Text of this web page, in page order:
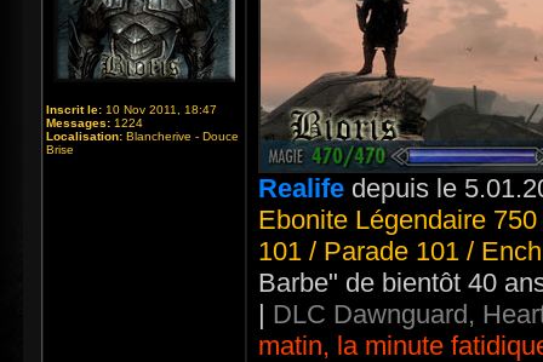
Inscrit le: 10 Nov 2011, 18:47
Messages: 1224
Localisation: Blancherive - Douce
Brise
Realife depuis le
Ebonite Légendaire
101 / Parade 101 /
Barbe" de bientôt 40
| DLC Dawnguard,
matin, la minute